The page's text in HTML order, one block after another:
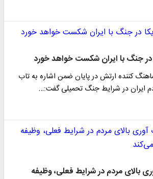
در جنگ با ایران شکست خواهد خورد
کننده ارتش در پایان ضمن اشاره به تاب
ایران در شرایط جنگ تحمیلی گفت:…
بالای مردم در شرایط فعلی، وظیفه